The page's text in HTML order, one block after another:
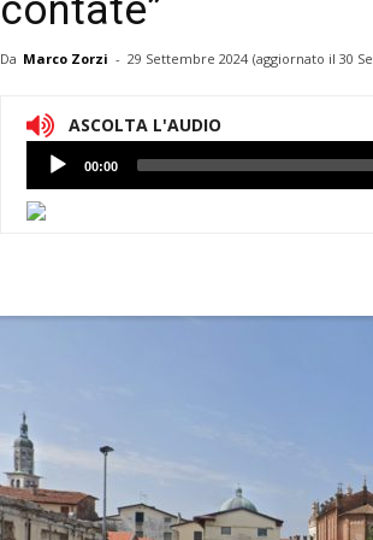
contate”
Da Marco Zorzi - 29 Settembre 2024 (aggiornato il 30
ASCOLTA L'AUDIO
Lettore
Audio
00:00